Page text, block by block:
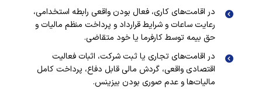
در اقامت‌های کاری، فعال بودن واقعی رابطه استخدامی،
رعایت ساعات و شرایط قرارداد و پرداخت منظم مالیات و
حق بیمه توسط کارفرما یا خود متقاضی.
در اقامت‌های تجاری یا ثبت شرکت، اثبات فعالیت
اقتصادی واقعی، گردش مالی قابل دفاع، پرداخت کامل
مالیات‌ها و عدم صوری بودن بیزینس.